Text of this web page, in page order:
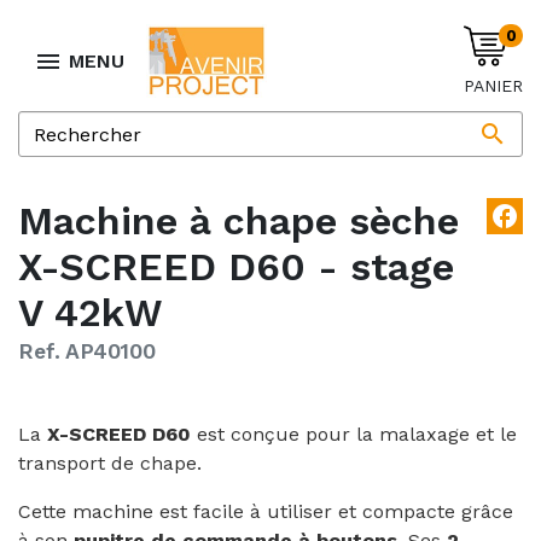
 MENU

0
PANIER
Machine à chape sèche
X-SCREED D60 - stage
V 42kW
facebook
Ref. AP40100
La X-SCREED D60 est conçue pour la malaxage et le
transport de chape.
Cette machine est facile à utiliser et compacte grâce